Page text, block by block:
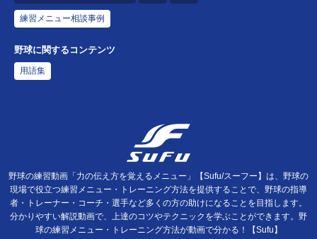
練習メニュー相談事例
野球に関するコンテンツ
用語集
野球の練習動画「力の伝え方を覚えるメニュー」【Sufu/スーフー】は、野球の
現場で役立つ練習メニュー・トレーニング方法を提供することで、野球の指導
者・トレーナー・コーチ・選手など多くの方の助けになることを目指します。
分かりやすい解説動画で、上達のコツやテクニックを学ぶことができます。野
球の練習メニュー・トレーニング方法が動画で分かる！【Sufu】